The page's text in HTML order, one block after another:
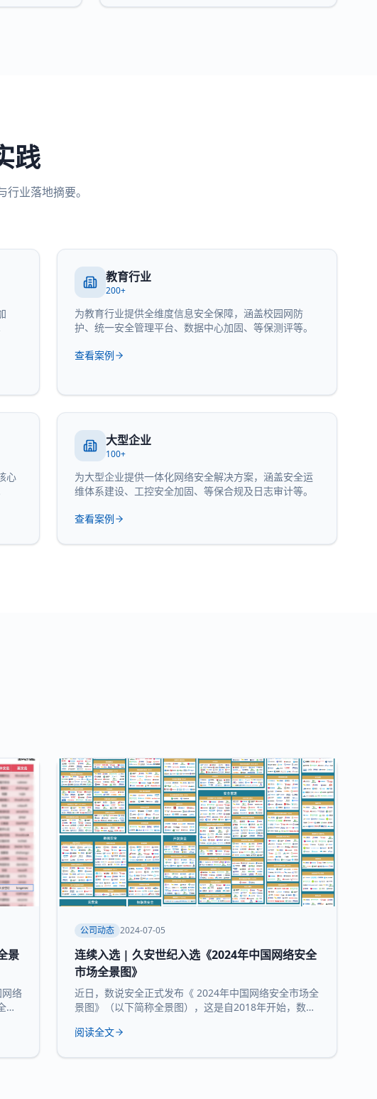
践
业落地摘要。
教育行业
200+
为教育行业提供全维度信息安全保障，涵盖校园网防
护、统一安全管理平台、数据中心加固、等保测评等。
查看案例
心
大型企业
100+
为大型企业提供一体化网络安全解决方案，涵盖安全运
维体系建设、工控安全加固、等保合规及日志审计等。
查看案例
景
络
国
公司动态 2024-07-05
连续入选 | 久安世纪入选《2024年中国网络安全
市场全景图》
近日，数说安全正式发布《 2024年中国网络安全市场全
景图》（以下简称全景图），这是自2018年开始，数说
领域的技术沉淀、服务经验和长时间的市场验证，再度
阅读全文